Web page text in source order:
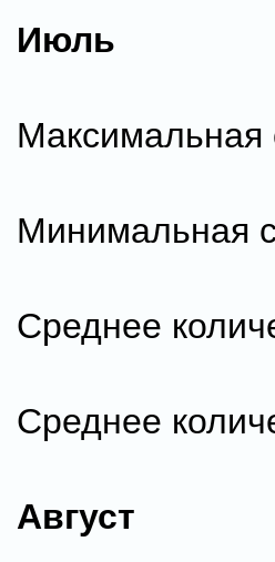
Июль
Максимальная
Минимальная
Среднее
Среднее
Август